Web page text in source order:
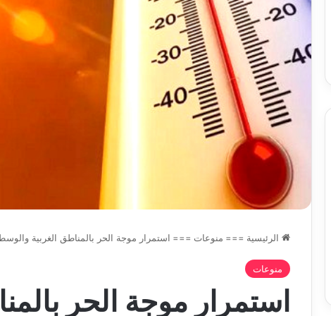
الرئيسية === منوعات === استمرار موجة الحر بالمناطق الغربية
منوعات
استمرار موجة الحر
2026-08-07
على الادماج المبكّر للمتمدرسين
بداء التوحد
وبرامج
السكن
،المياه
والمشاريع
الكبرى
والي سيدي بلعباس يؤكد
القطاعات وبرامج السكن
والمشاريع الكبرى تحت